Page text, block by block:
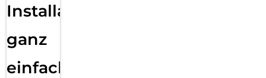
Installation
ganz
einfach